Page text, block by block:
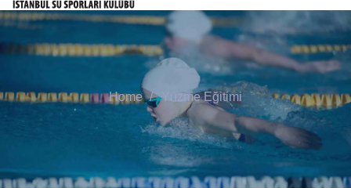
Home Yüzme Eğitimi